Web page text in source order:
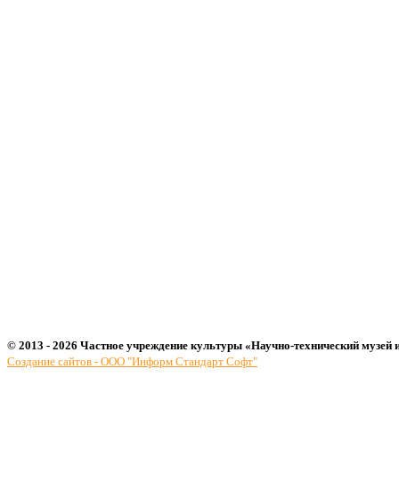
© 2013 - 2026 Частное учреждение культуры «Научно-технический музей
Создание сайтов - ООО "Информ Стандарт Софт"